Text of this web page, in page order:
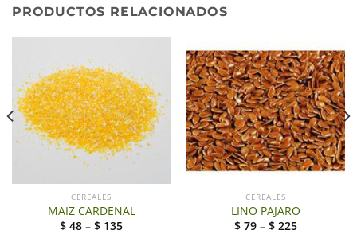
PRODUCTOS RELACIONADOS
CEREALES
MAIZ CARDENAL
$ 48 – $ 135
CEREALES
LINO PAJARO
$ 79 – $ 225